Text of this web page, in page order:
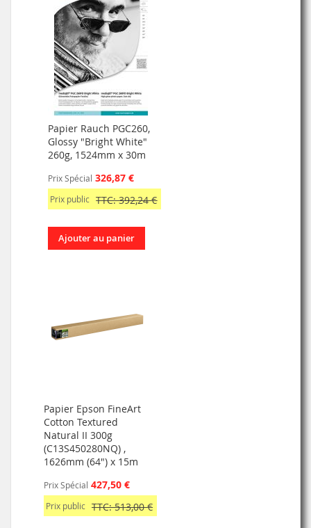
Papier Rauch PGC260,
Glossy "Bright White"
260g, 1524mm x 30m
Prix Spécial 326,87 €
Prix public TTC: 392,24 €
Ajouter au panier
Papier Epson FineArt
Cotton Textured
Natural II 300g
(C13S450280NQ) ,
1626mm (64") x 15m
Prix Spécial 427,50 €
Prix public TTC: 513,00 €